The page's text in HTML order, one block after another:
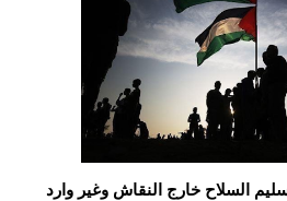
السلاح خارج النقاش وغير وارد